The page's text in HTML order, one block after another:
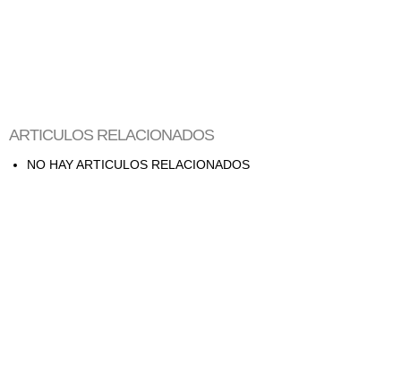
ARTICULOS RELACIONADOS
NO HAY ARTICULOS RELACIONADOS